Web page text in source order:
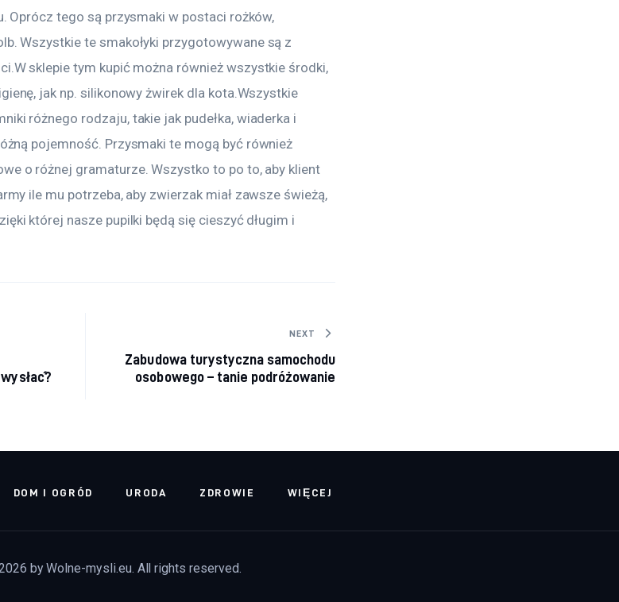
Oprócz tego są przysmaki w postaci rożków,
Wszystkie te smakołyki przygotowywane są z
sklepie tym kupić można również wszystkie środki,
jak np. silikonowy żwirek dla kota.Wszystkie
różnego rodzaju, takie jak pudełka, wiaderka i
pojemność. Przysmaki te mogą być również
o różnej gramaturze. Wszystko to po to, aby klient
ile mu potrzeba, aby zwierzak miał zawsze świeżą,
której nasze pupilki będą się cieszyć długim i
NEXT
Zabudowa turystyczna samochodu
osobowego – tanie podróżowanie
DOM I OGRÓD URODA ZDROWIE WIĘCEJ
by Wolne-mysli.eu. All rights reserved.